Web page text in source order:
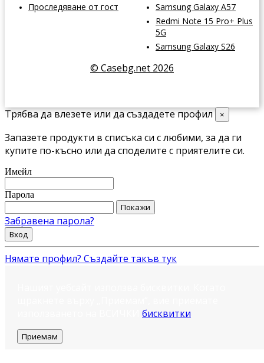
Проследяване от гост
Samsung Galaxy A57
Redmi Note 15 Pro+ Plus
5G
Samsung Galaxy S26
© Casebg.net 2026
Трябва да влезете или да създадете профил ×
Запазете продукти в списъка си с любими, за да ги
купите по-късно или да споделите с приятелите си.
Имейл
Парола
Покажи
Забравена парола?
Вход
Нямате профил? Създайте такъв тук
бисквитки
Приемам